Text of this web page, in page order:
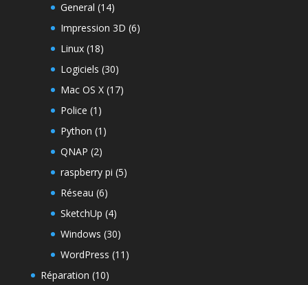
General (14)
Impression 3D (6)
Linux(18)
Logiciels (30)
Mac OS X(17)
Police (1)
Python (1)
QNAP (2)
raspberry pi (5)
Réseau (6)
SketchUp (4)
Windows (30)
WordPress (11)
Réparation (10)